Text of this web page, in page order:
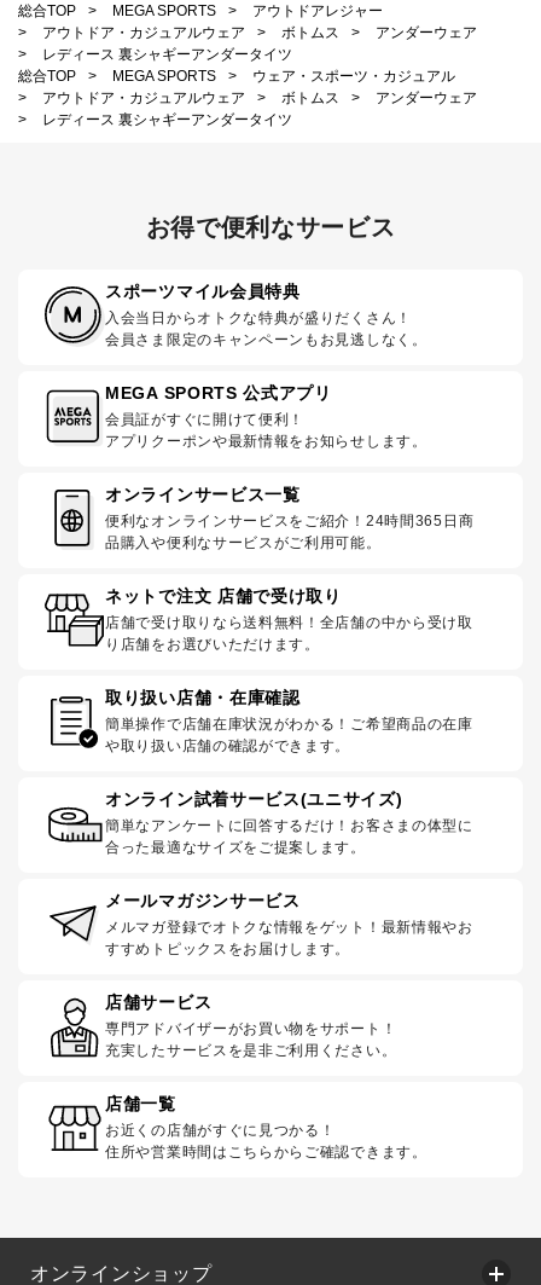
総合TOP > MEGA SPORTS >
アウトドアレジャー
>
アウトドア・カジュアルウェア > ボトムス >
アンダーウェア
>
レディース 裏シャギーアンダータイツ
総合TOP
> MEGA SPORTS >
ウェア・スポーツ・カジュアル
>
アウトドア・カジュアルウェア > ボトムス >
アンダーウェア
>
レディース 裏シャギーアンダータイツ
お得で便利なサービス
スポーツマイル会員特典
入会当日からオトクな特典が盛りだくさん！
会員さま限定のキャンペーンもお見逃しなく。
MEGA SPORTS 公式アプリ
会員証がすぐに開けて便利！
アプリクーポンや最新情報をお知らせします。
オンラインサービス一覧
便利なオンラインサービスをご紹介！24時間365日商
品購入や便利なサービスがご利用可能。
ネットで注文 店舗で受け取り
店舗で受け取りなら送料無料！全店舗の中から受け取
り店舗をお選びいただけます。
取り扱い店舗・在庫確認
簡単操作で店舗在庫状況がわかる！ご希望商品の在庫
や取り扱い店舗の確認ができます。
オンライン試着サービス(ユニサイズ)
簡単なアンケートに回答するだけ！お客さまの体型に
合った最適なサイズをご提案します。
メールマガジンサービス
メルマガ登録でオトクな情報をゲット！最新情報やお
すすめトピックスをお届けします。
店舗サービス
専門アドバイザーがお買い物をサポート！
充実したサービスを是非ご利用ください。
店舗一覧
お近くの店舗がすぐに見つかる！
住所や営業時間はこちらからご確認できます。
オンラインショップ